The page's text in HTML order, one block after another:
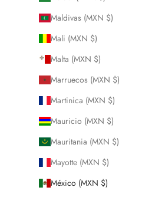
Maldivas (MXN $)
Mali (MXN $)
Malta (MXN $)
Marruecos (MXN $)
Martinica (MXN $)
Mauricio (MXN $)
Mauritania (MXN $)
Mayotte (MXN $)
México (MXN $)